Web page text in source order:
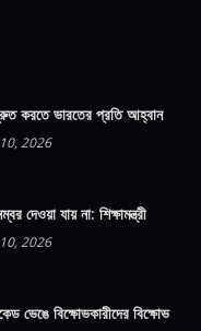
করতে ভারতের প্রতি আহ্বান
2026
দেওয়া যায় না: শিক্ষামন্ত্রী
2026
ভেঙে বিক্ষোভকারীদের বিক্ষোভ